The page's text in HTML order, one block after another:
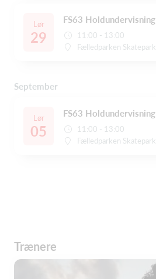
Lør
29
FS63 Holdundervisning
11:00 - 13:00
Fælledparken Skatepark
September
Lør
05
FS63 Holdundervisning
11:00 - 13:00
Fælledparken Skatepark
Trænere